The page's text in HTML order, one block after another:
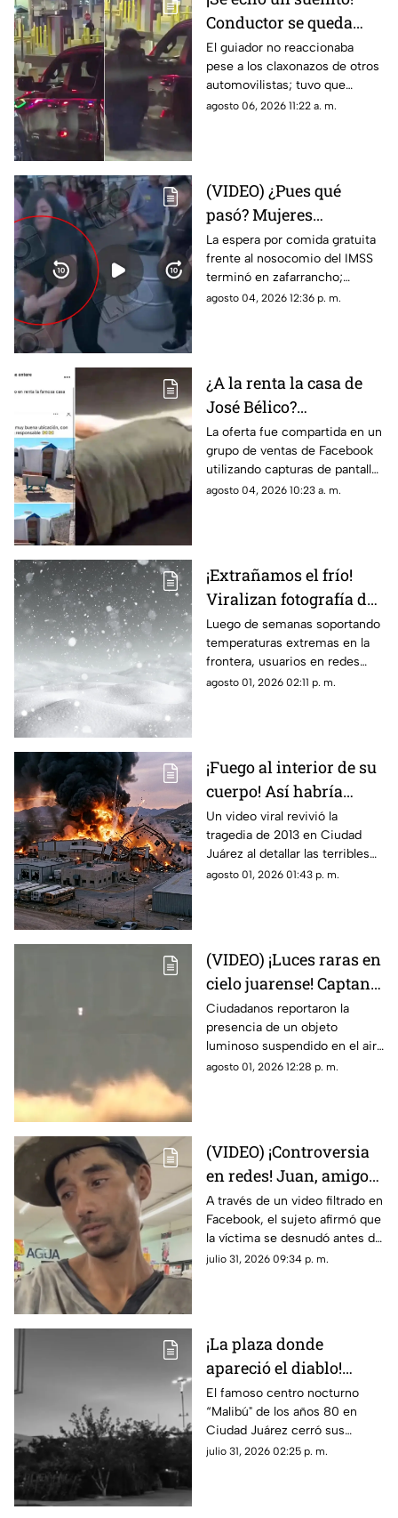
Conductor se queda
dormido en la fila del
puente libre y se
viraliza en Ciudad
Juárez
El guiador no reaccionaba
pese a los claxonazos de otros
automovilistas; tuvo que
intervenir un agente de CBP
agosto 06, 2026 11:22 a. m.
(VIDEO) ¿Pues qué
pasó? Mujeres
protagonizan peculiar
riña con jalones de
cabello en fila de
burritos y desatan
La espera por comida gratuita
frente al nosocomio del IMSS
terminó en zafarrancho;
testigos tuvieron que
agosto 04, 2026 12:36 p. m.
¿A la renta la casa de
José Bélico?
Publicación en redes
desata diversas
opiniones en Ciudad
Juárez
La oferta fue compartida en un
grupo de ventas de Facebook
utilizando capturas de pantalla
tomadas del canal Unique
agosto 04, 2026 10:23 a. m.
¡Extrañamos el frío!
Viralizan fotografía del
Cerro de la Biblia con
nieve tras días con más
de 40 grados en Juárez
Luego de semanas soportando
temperaturas extremas en la
frontera, usuarios en redes
sociales añoran las nevadas de
agosto 01, 2026 02:11 p. m.
¡Fuego al interior de su
cuerpo! Así habría
muerto una de las
víctimas de la
explosión de una
maquiladora en Ciudad
Un video viral revivió la
tragedia de 2013 en Ciudad
Juárez al detallar las terribles
quemaduras internas que
agosto 01, 2026 01:43 p. m.
(VIDEO) ¡Luces raras en
cielo juarense! Captan
luz de extraña forma
que asemeja un OVNI
Ciudadanos reportaron la
presencia de un objeto
luminoso suspendido en el aire
que no coincidía con drones ni
agosto 01, 2026 12:28 p. m.
(VIDEO) ¡Controversia
en redes! Juan, amigo
de José Bélico, habría
movido un cadáver que
cayó en su dique
A través de un video filtrado en
Facebook, el sujeto afirmó que
la víctima se desnudó antes de
caer y justificó haber movido
julio 31, 2026 09:34 p. m.
¡La plaza donde
apareció el diablo!
Aseguran que hombre
con patas de cabra se
apareció en lo que hoy
es conocida tienda en
El famoso centro nocturno
“Malibú" de los años 80 en
Ciudad Juárez cerró sus
puertas tras una terrorífica
julio 31, 2026 02:25 p. m.